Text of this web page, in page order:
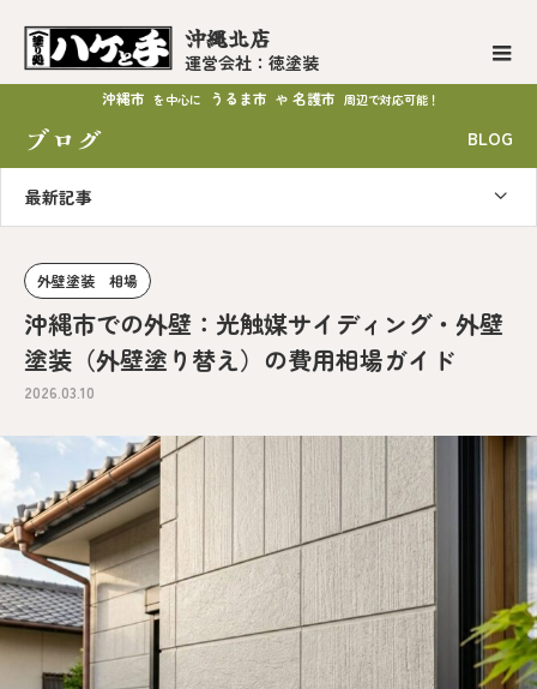
沖縄北店
運営会社：徳塗装
沖縄市 を中心に うるま市 や 名護市 周辺で対応可能！
ブログ BLOG
最新記事
外壁塗装 相場
沖縄市での外壁：光触媒サイディング・外壁
塗装（外壁塗り替え）の費用相場ガイド
2026.03.10